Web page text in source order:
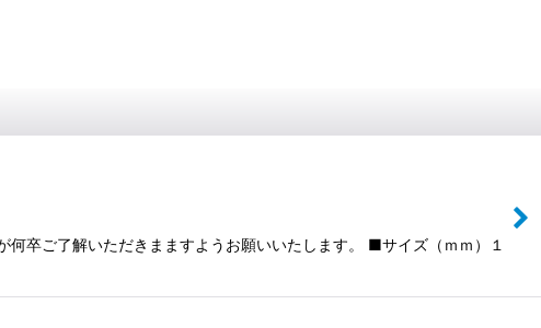
卒ご了解いただきまますようお願いいたします。 ■サイズ（ｍｍ）１